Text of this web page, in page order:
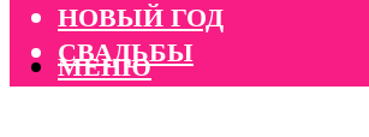
НОВЫЙ ГОД
СВАДЬБЫ
МЕНЮ